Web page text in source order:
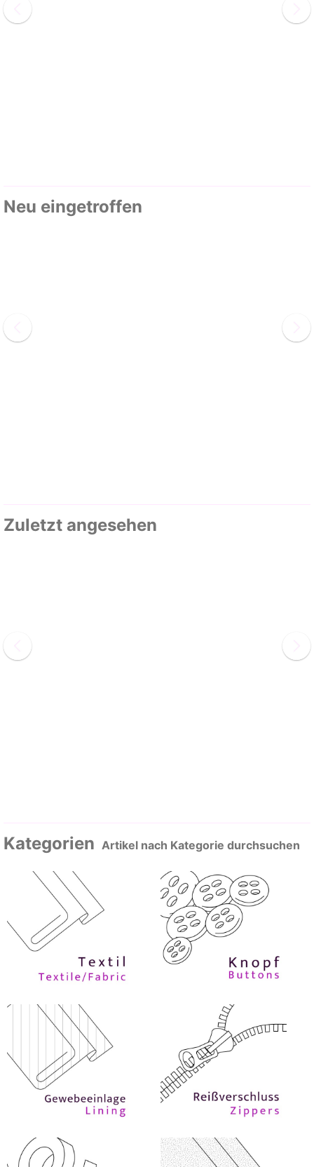
Neu eingetroffen
Zuletzt angesehen
Kategorien Artikel nach Kategorie durchsuchen